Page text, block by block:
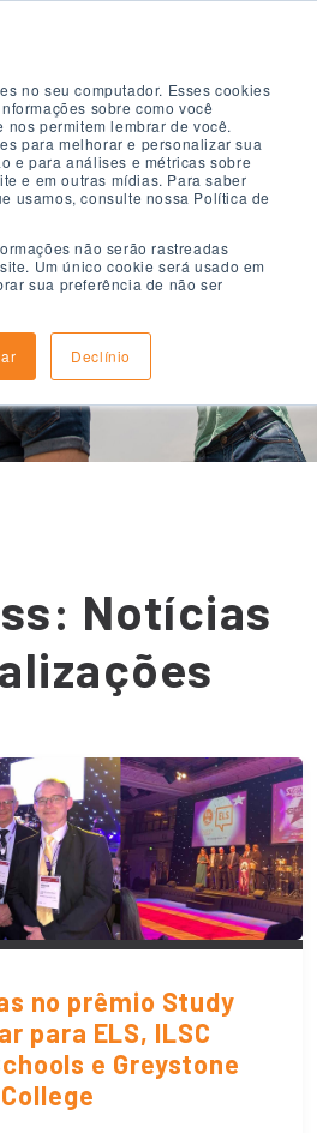
no seu computador. Esses cookies
sobre como você
nos permitem lembrar de você.
para melhorar e personalizar sua
e para análises e métricas sobre
e em outras mídias. Para saber
usamos, consulte nossa Política de
não serão rastreadas
Um único cookie será usado em
sua preferência de não ser
Declínio
&
Notícias
no prêmio Study
para ELS, ILSC
e Greystone
College